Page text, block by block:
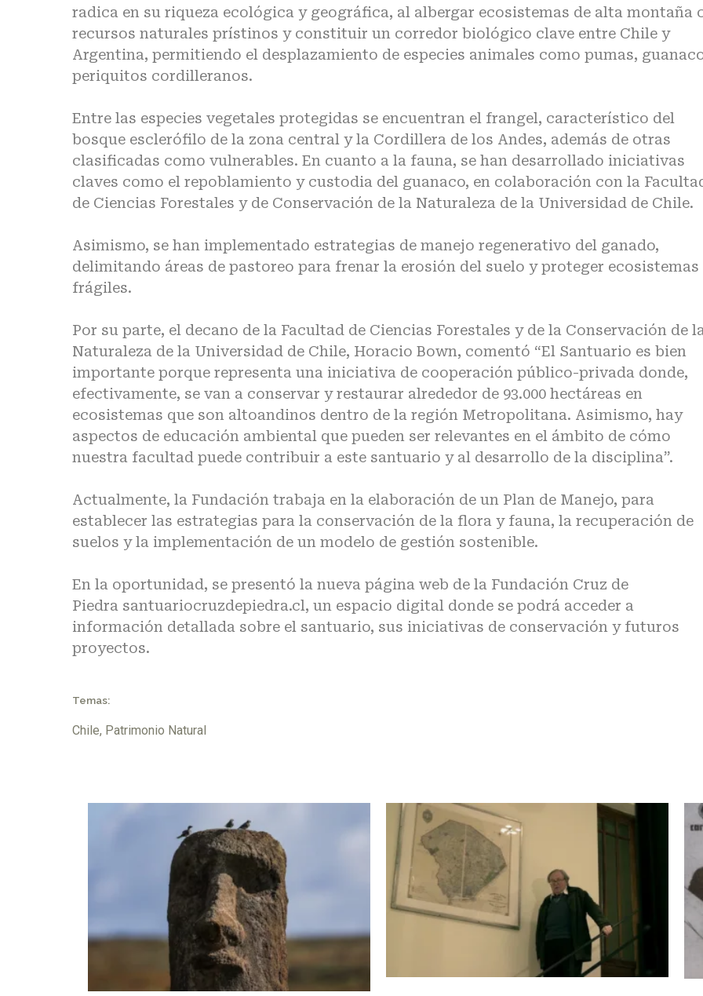
radica en su riqueza ecológica y geográfica, al albergar ecosistemas de alta montaña
recursos naturales prístinos y constituir un corredor biológico clave entre Chile y
Argentina, permitiendo el desplazamiento de especies animales como pumas,
periquitos cordilleranos.
Entre las especies vegetales protegidas se encuentran el frangel, característico del
bosque esclerófilo de la zona central y la Cordillera de los Andes, además de otras
clasificadas como vulnerables. En cuanto a la fauna, se han desarrollado iniciativas
claves como el repoblamiento y custodia del guanaco, en colaboración con la
de Ciencias Forestales y de Conservación de la Naturaleza de la Universidad de Chile.
Asimismo, se han implementado estrategias de manejo regenerativo del ganado,
delimitando áreas de pastoreo para frenar la erosión del suelo y proteger ecosistemas
frágiles.
Por su parte, el decano de la Facultad de Ciencias Forestales y de la Conservación de
Naturaleza de la Universidad de Chile, Horacio Bown, comentó “El Santuario es bien
importante porque representa una iniciativa de cooperación público-privada donde,
efectivamente, se van a conservar y restaurar alrededor de 93.000 hectáreas en
ecosistemas que son altoandinos dentro de la región Metropolitana. Asimismo, hay
aspectos de educación ambiental que pueden ser relevantes en el ámbito de cómo
nuestra facultad puede contribuir a este santuario y al desarrollo de la disciplina”.
Actualmente, la Fundación trabaja en la elaboración de un Plan de Manejo, para
establecer las estrategias para la conservación de la flora y fauna, la recuperación de
suelos y la implementación de un modelo de gestión sostenible.
En la oportunidad, se presentó la nueva página web de la Fundación Cruz de
Piedra santuariocruzdepiedra.cl, un espacio digital donde se podrá acceder a
información detallada sobre el santuario, sus iniciativas de conservación y futuros
proyectos.
Temas:
Chile, Patrimonio Natural